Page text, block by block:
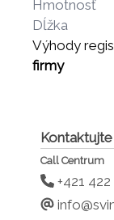
Hmotnosť
Dĺžka
Výhody
firmy
Kontaktujte
Call Centrum
+421